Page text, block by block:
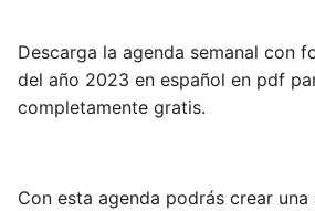
Descarga la agenda semanal con
del año 2023 en español en pdf
completamente gratis.
Con esta agenda podrás crear